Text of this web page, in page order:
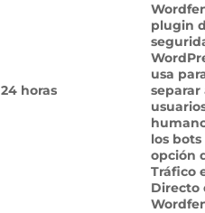
24 horas
plugin
usa
separar
los
opción
Tráfico
Directo